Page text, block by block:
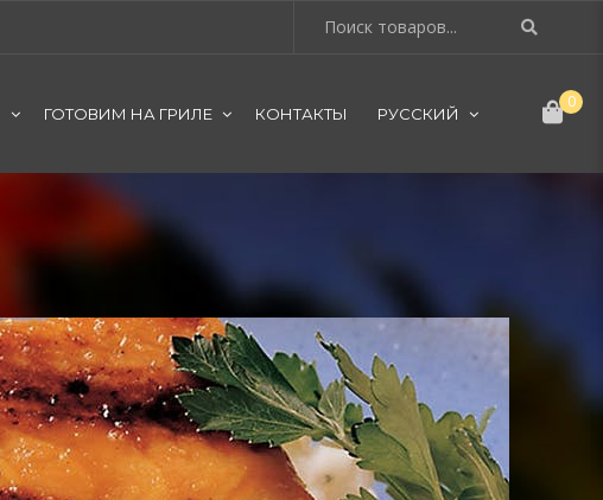
ГОТОВИМ НА ГРИЛЕ КОНТАКТЫ РУССКИЙ
0